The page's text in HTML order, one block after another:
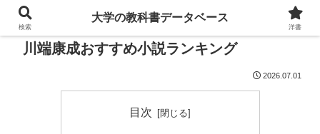
川端康成おすすめ小説ランキング
2026.07.01
目次
検索
大学の教科書データベース
洋書